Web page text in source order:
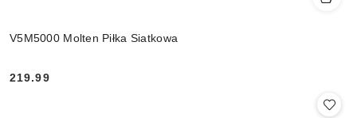
V5M5000 Molten Piłka Siatkowa
Cena:
219.99